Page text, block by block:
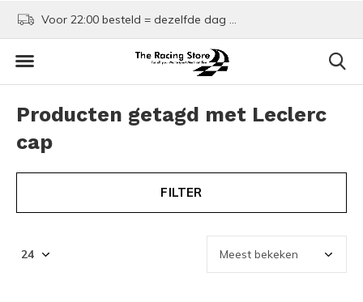
Voor 22:00 besteld = dezelfde dag verzonden!
Producten getagd met Leclerc
cap
FILTER